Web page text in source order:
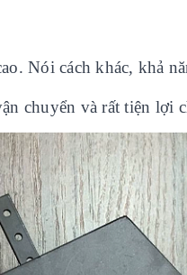
Nói cách khác, khả
chuyển và rất tiện lợi